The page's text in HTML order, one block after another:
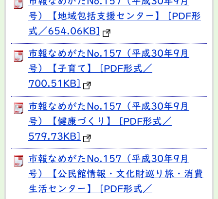
号）【地域包括支援センター】 [PDF形
式／654.06KB]
市報なめがたNo.157（平成30年9月
号）【子育て】 [PDF形式／
700.51KB]
市報なめがたNo.157（平成30年9月
号）【健康づくり】 [PDF形式／
579.73KB]
市報なめがたNo.157（平成30年9月
号）【公民館情報・文化財巡り旅・消費
生活センター】 [PDF形式／